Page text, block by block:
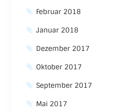
Februar 2018
Januar 2018
Dezember 2017
Oktober 2017
September 2017
Mai 2017